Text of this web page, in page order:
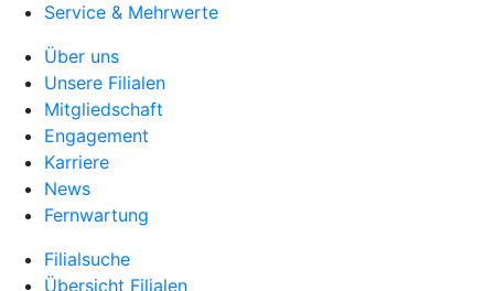
Service & Mehrwerte
Über uns
Unsere Filialen
Mitgliedschaft
Engagement
Karriere
News
Fernwartung
Filialsuche
Übersicht Filialen